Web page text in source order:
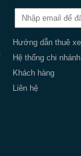
Hướng dẫn thuê xe
Hệ thống chi nhánh
Khách hàng
Liên hệ